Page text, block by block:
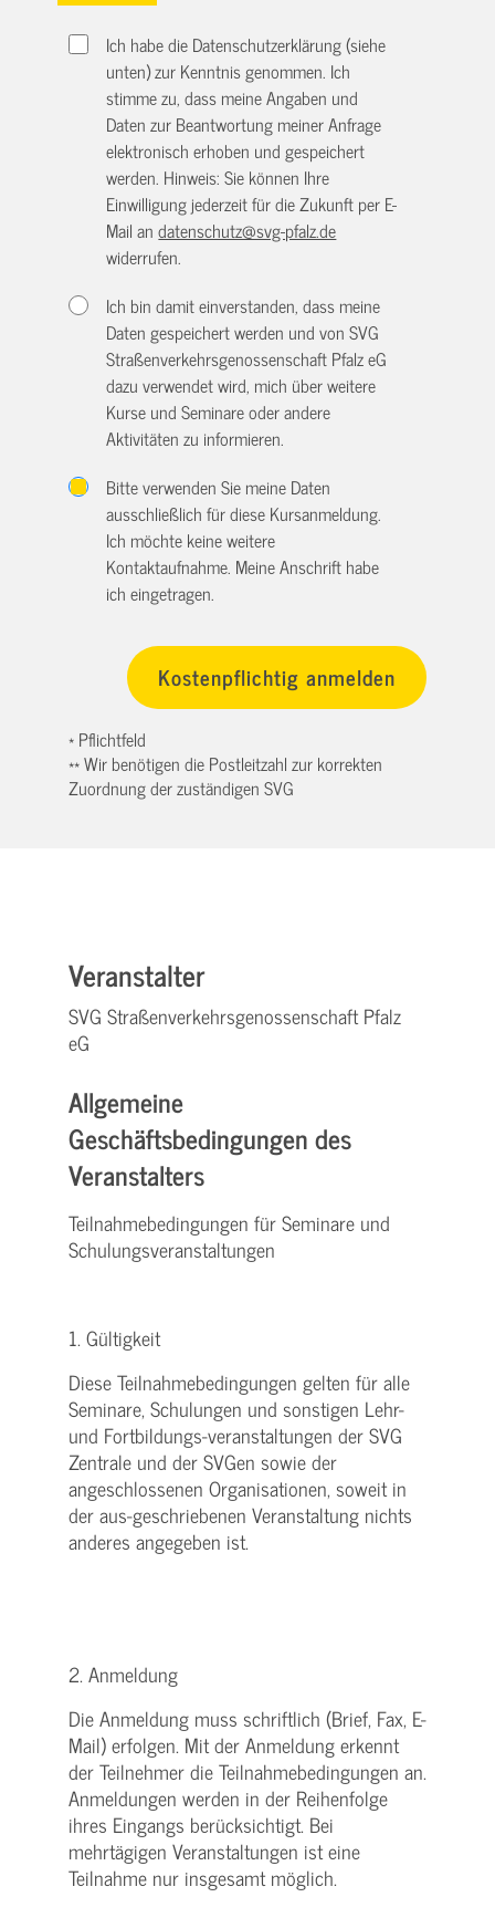
Ich habe die Datenschutzerklärung (siehe
unten) zur Kenntnis genommen. Ich
stimme zu, dass meine Angaben und
Daten zur Beantwortung meiner Anfrage
elektronisch erhoben und gespeichert
werden. Hinweis: Sie können Ihre
Einwilligung jederzeit für die Zukunft per E-
Mail andatenschutz@svg-pfalz.de
widerrufen.
Ich bin damit einverstanden, dass meine
Daten gespeichert werden und von SVG
Straßenverkehrsgenossenschaft Pfalz eG
dazu verwendet wird, mich über weitere
Kurse und Seminare oder andere
Aktivitäten zu informieren.
Bitte verwenden Sie meine Daten
ausschließlich für diese Kursanmeldung.
Ich möchte keine weitere
Kontaktaufnahme. Meine Anschrift habe
ich eingetragen.
* Pflichtfeld
** Wir benötigen die Postleitzahl zur korrekten
Zuordnung der zuständigen SVG
Veranstalter
SVG Straßenverkehrsgenossenschaft Pfalz
eG
Allgemeine
Geschäftsbedingungen des
Veranstalters
Teilnahmebedingungen für Seminare und
Schulungsveranstaltungen
1. Gültigkeit
Diese Teilnahmebedingungen gelten für alle
Seminare, Schulungen und sonstigen Lehr-
und Fortbildungs-veranstaltungen der SVG
Zentrale und der SVGen sowie der
angeschlossenen Organisationen, soweit in
der aus-geschriebenen Veranstaltung nichts
anderes angegeben ist.
2. Anmeldung
Die Anmeldung muss schriftlich (Brief, Fax, E-
Mail) erfolgen. Mit der Anmeldung erkennt
der Teilnehmer die Teilnahmebedingungen an.
Anmeldungen werden in der Reihenfolge
ihres Eingangs berücksichtigt. Bei
mehrtägigen Veranstaltungen ist eine
Teilnahme nur insgesamt möglich.